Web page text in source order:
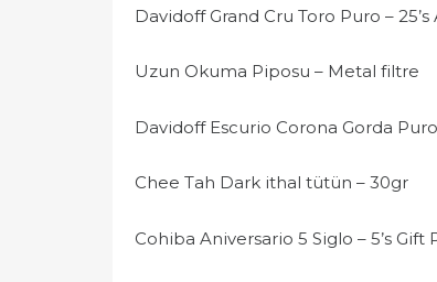
Davidoff Grand Cru Toro Puro –
Uzun Okuma Piposu – Metal filtre
Davidoff Escurio Corona Gorda Puro
Chee Tah Dark ithal tütün – 30gr
Cohiba Aniversario 5 Siglo – 5’s Gift